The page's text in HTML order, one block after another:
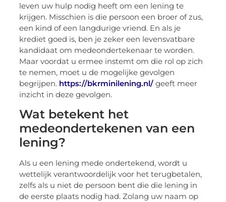
leven uw hulp nodig heeft om een lening te
krijgen. Misschien is die persoon een broer of zus,
een kind of een langdurige vriend. En als je
krediet goed is, ben je zeker een levensvatbare
kandidaat om medeondertekenaar te worden.
Maar voordat u ermee instemt om die rol op zich
te nemen, moet u de mogelijke gevolgen
begrijpen. https://bkrminilening.nl/ geeft meer
inzicht in deze gevolgen.
Wat betekent het
medeondertekenen van een
lening?
Als u een lening mede ondertekend, wordt u
wettelijk verantwoordelijk voor het terugbetalen,
zelfs als u niet de persoon bent die die lening in
de eerste plaats nodig had. Zolang uw naam op